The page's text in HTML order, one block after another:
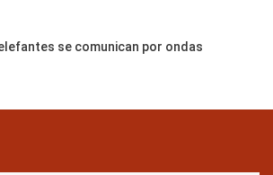
se comunican por ondas